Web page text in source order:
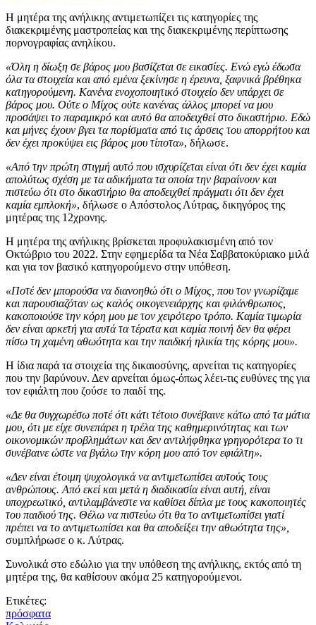
Η μητέρα της ανήλικης αντιμετωπίζει τις κατηγορίες της
διακεκριμένης μαστροπείας και της διακεκριμένης περίπτωσης
πορνογραφίας ανηλίκου.
«Όλη η δίωξη σε βάρος μου βασίζεται σε εικασίες. Ενώ εγώ έδωσα
όλα τα στοιχεία και από εμένα ξεκίνησε η έρευνα, ξαφνικά βρέθηκα
κατηγορούμενη. Κανένα ενοχοποιητικό στοιχείο δεν υπάρχει σε
βάρος μου. Ούτε ο Μίχος ούτε κανένας άλλος μπορεί να μου
προσάψει το παραμικρό και αυτό θα αποδειχθεί στο δικαστήριο. Εδώ
και μήνες έχουν βγει τα πορίσματα από τις άρσεις του απορρήτου και
δεν έχει προκύψει εις βάρος μου τίποτα», δήλωσε.
«Από την πρώτη στιγμή αυτό που ισχυρίζεται είναι ότι δεν έχει καμία
απολύτως σχέση με τα αδικήματα τα οποία την βαραίνουν και
πιστεύω ότι στο δικαστήριο θα αποδειχθεί πράγματι ότι δεν έχει
καμία εμπλοκή», δήλωσε ο Απόστολος Λύτρας, δικηγόρος της
μητέρας της 12χρονης.
Η μητέρα της ανήλικης βρίσκεται προφυλακισμένη από τον
Οκτώβριο του 2022. Στην εφημερίδα τα Νέα Σαββατοκύριακο μιλά
και για τον βασικό κατηγορούμενο στην υπόθεση.
«Ποτέ δεν μπορούσα να διανοηθώ ότι ο Μίχος, που τον γνωρίζαμε
και παρουσιαζόταν ως καλός οικογενειάρχης και φιλάνθρωπος,
κακοποιούσε την κόρη μου με τον χειρότερο τρόπο. Καμία τιμωρία
δεν είναι αρκετή για αυτά τα τέρατα και καμία ποινή δεν θα φέρει
πίσω τη χαμένη αθωότητα και την παιδική ηλικία της κόρης μου».
Η ίδια παρά τα στοιχεία της δικαιοσύνης, αρνείται τις κατηγορίες
που την βαρύνουν. Δεν αρνείται όμως-όπως λέει-τις ευθύνες της για
τον εφιάλτη που ζούσε το παιδί της.
«Δε θα συγχωρέσω ποτέ ότι κάτι τέτοιο συνέβαινε κάτω από τα μάτια
μου, ότι με είχε συνεπάρει η τρέλα της καθημερινότητας και των
οικονομικών προβλημάτων και δεν αντιλήφθηκα γρηγορότερα το τι
συνέβαινε ώστε να βγάλω την κόρη μου από τον εφιάλτη».
«Δεν είναι έτοιμη ψυχολογικά να αντιμετωπίσει αυτούς τους
ανθρώπους. Από εκεί και μετά η διαδικασία είναι αυτή, είναι
υποχρεωτικό, αντιλαμβάνεστε να καθίσει δίπλα με τους κακοποιητές
του παιδιού της. Θέλω να πιστεύω ότι θα το αντιμετωπίσει γιατί
πρέπει να το αντιμετωπίσει και θα αποδείξει την αθωότητα της»,
συμπλήρωσε ο κ. Λύτρας.
Συνολικά στο εδώλιο για την υπόθεση της ανήλικης, εκτός από τη
μητέρα της, θα καθίσουν ακόμα 25 κατηγορούμενοι.
Ετικέτες:
πρόσφατα